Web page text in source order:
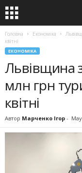
Головна Економіка
квітні
ЕКОНОМІКА
Львівщина
млн грн
квітні
Автор Марченко Ігор -